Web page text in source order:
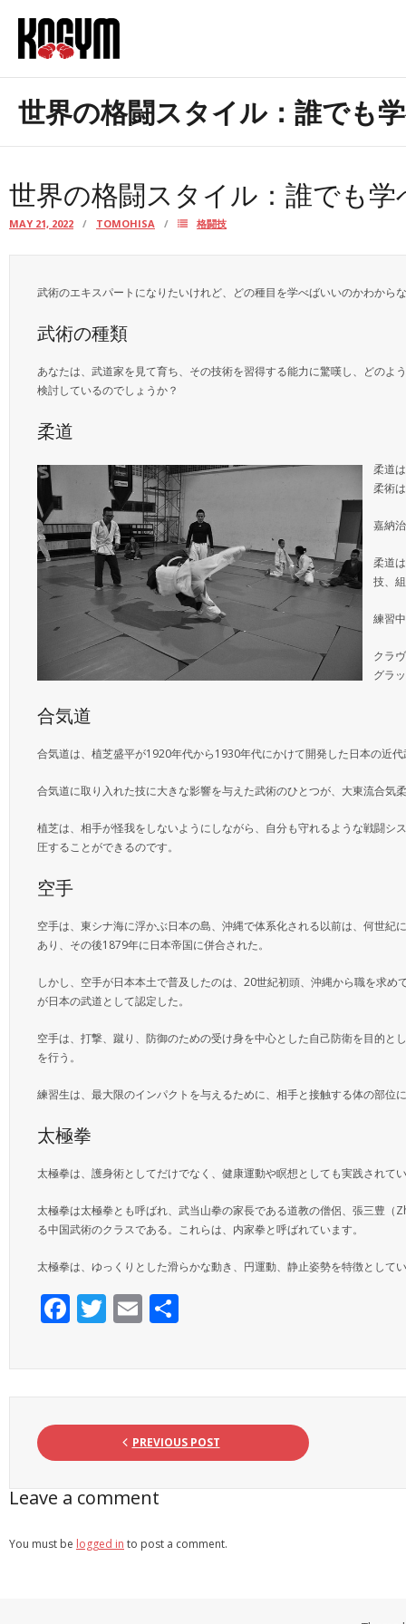
content
お問合せ
世界の格闘スタイル：誰でも
世界の格闘スタイル：誰でも学
MAY 21, 2022 TOMOHISA 格闘技
武術のエキスパートになりたいけれど、どの種目を学べばいいのかわか
武術の種類
あなたは、武道家を見て育ち、その技術を習得する能力に驚嘆し、どの
検討しているのでしょうか？
柔道
柔道
柔術
嘉納
柔道
技、
練習
クラ
グラ
合気道
合気道は、植芝盛平が1920年代から1930年代にかけて開発した日本の近
合気道に取り入れた技に大きな影響を与えた武術のひとつが、大東流合気
植芝は、相手が怪我をしないようにしながら、自分も守れるような戦闘
圧することができるのです。
空手
空手は、東シナ海に浮かぶ日本の島、沖縄で体系化される以前は、何世
あり、その後1879年に日本帝国に併合された。
しかし、空手が日本本土で普及したのは、20世紀初頭、沖縄から職を求
が日本の武道として認定した。
空手は、打撃、蹴り、防御のための受け身を中心とした自己防衛を目的
を行う。
練習生は、最大限のインパクトを与えるために、相手と接触する体の部位
太極拳
太極拳は、護身術としてだけでなく、健康運動や瞑想としても実践されて
太極拳は太極拳とも呼ばれ、武当山拳の家長である道教の僧侶、張三豊
る中国武術のクラスである。これらは、内家拳と呼ばれています。
太極拳は、ゆっくりとした滑らかな動き、円運動、静止姿勢を特徴とし
F
e
b
o
o
k
T
itt
er
E
ai
l
ar
e
PREVIOUS POST
Leave a comment
You must be logged in to post a comment.